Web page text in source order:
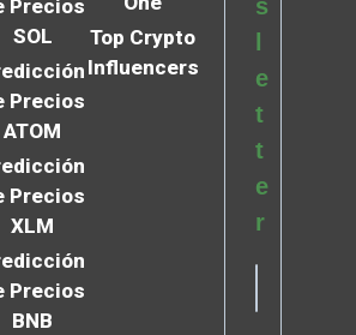
Precios
SOL
Precios
ATOM
Precios
XLM
Precios
BNB
Top Crypto
Influencers
s
e
t
t
e
r